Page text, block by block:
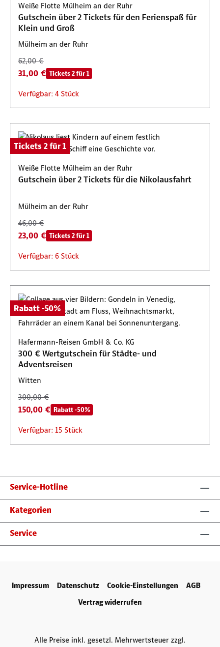
Weiße Flotte Mülheim an der Ruhr
Gutschein über 2 Tickets für den Ferienspaß für
Klein und Groß
Mülheim an der Ruhr
62,00 €
31,00 € Tickets 2 für 1
Verfügbar: 4 Stück
Tickets 2 für 1
Weiße Flotte Mülheim an der Ruhr
Gutschein über 2 Tickets für die Nikolausfahrt
Mülheim an der Ruhr
46,00 €
23,00 € Tickets 2 für 1
Verfügbar: 6 Stück
Rabatt -50%
Hafermann-Reisen GmbH & Co. KG
300 € Wertgutschein für Städte- und
Adventsreisen
Witten
300,00 €
150,00 € Rabatt -50%
Verfügbar: 15 Stück
Service-Hotline
Kategorien
Service
Impressum Datenschutz Cookie-Einstellungen
AGB
Vertrag widerrufen
Alle Preise inkl. gesetzl. Mehrwertsteuer zzgl.